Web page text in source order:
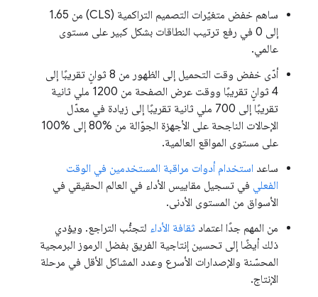
ساهم خفض متغيّرات التصميم التراكمية (CLS) من 1.65
إلى 0 في رفع ترتيب النطاقات بشكل كبير على مستوى
عالمي.
أدّى خفض وقت التحميل إلى الظهور من 8 ثوانٍ تقريبًا إلى
4 ثوانٍ تقريبًا ووقت عرض الصفحة من 1200 ملي ثانية
تقريبًا إلى 700 ملي ثانية تقريبًا إلى زيادة في معدّل
الإحالات الناجحة على الأجهزة الجوّالة من %80 إلى %100
على مستوى المواقع العالمية.
ساعد استخدام أدوات مراقبة المستخدمين في الوقت
الفعلي في تسجيل مقاييس الأداء في العالم الحقيقي في
الأسواق من المستوى الأدنى.
من المهم جدًا اعتماد ثقافة الأداء لتجنُّب التراجع. ويؤدي
ذلك أيضًا إلى تحسين إنتاجية الفريق بفضل الرموز البرمجية
المحسّنة والإصدارات الأسرع وعدد المشاكل الأقل في مرحلة
الإنتاج.